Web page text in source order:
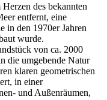
des bekannten
entfernt, eine
in den 1970er Jahren
wurde.
von ca. 2000
die umgebende Natur
klaren geometrischen
in einer
und Außenräumen,